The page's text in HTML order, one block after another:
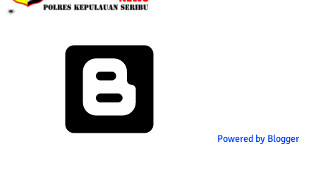
Powered by Blogger